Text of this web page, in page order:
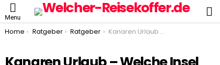
Menu
You are here:
Home Ratgeber Ratgeber Kanaren Urlaub – Welche Insel ist die schönste?